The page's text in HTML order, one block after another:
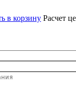
в корзину Расчет